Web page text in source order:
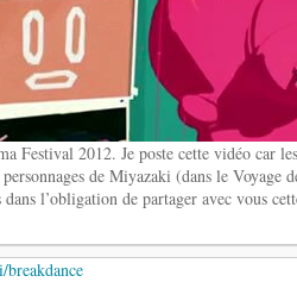
Festival 2012. Je poste cette vidéo car
de Miyazaki (dans le Voyage
l’obligation de partager avec vous